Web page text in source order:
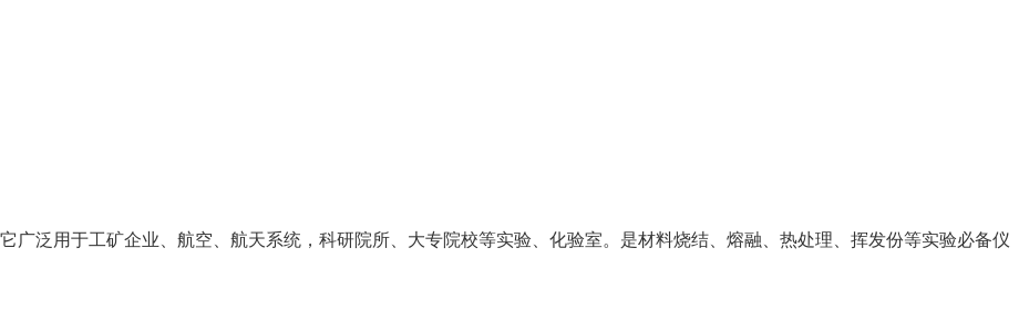
广泛用于工矿企业、航空、航天系统，科研院所、大专院校等实验、化验室。是材料烧结、熔融、热处理、挥发份等实验必备仪